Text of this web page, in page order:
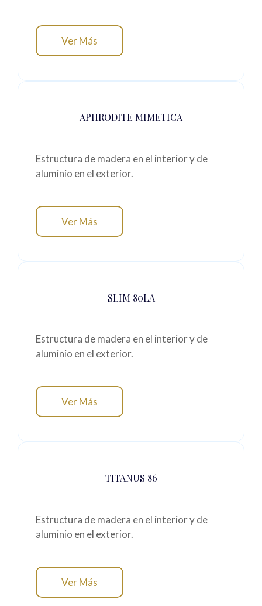
Ver Más
APHRODITE MIMETICA
Estructura de madera en el interior y de
aluminio en el exterior.
Ver Más
SLIM 80LA
Estructura de madera en el interior y de
aluminio en el exterior.
Ver Más
TITANUS 86
Estructura de madera en el interior y de
aluminio en el exterior.
Ver Más